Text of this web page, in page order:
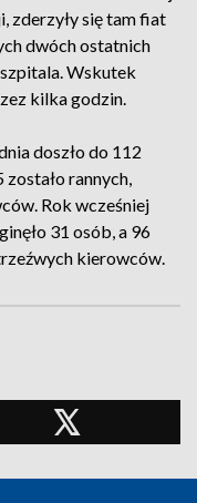
zderzyły się tam fiat
dwóch ostatnich
Wskutek
kilka godzin.
doszło do 112
rannych,
Rok wcześniej
31 osób, a 96
kierowców.